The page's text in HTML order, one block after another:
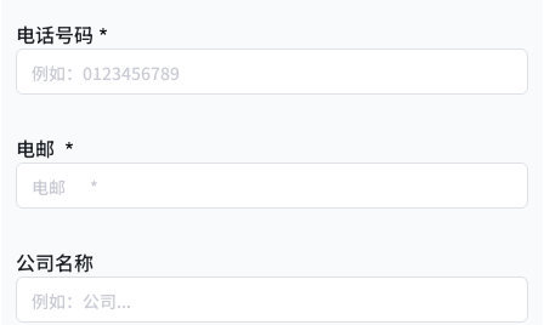
电话号码
电邮
公司名称